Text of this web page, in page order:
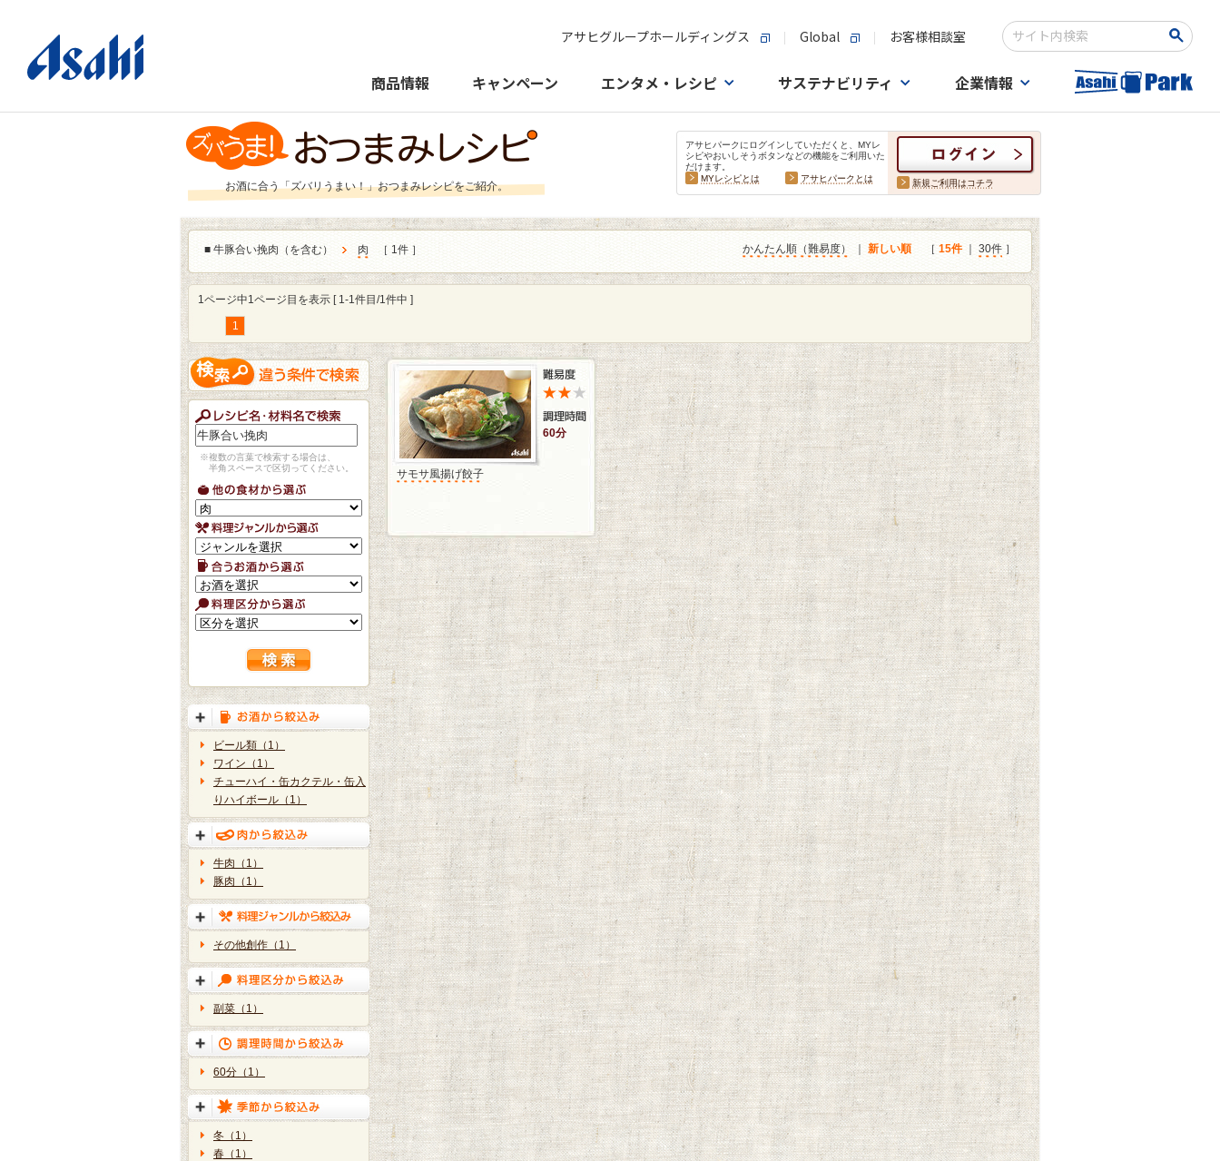
アサヒグループホールディングス Global お客様相談室
検索キーワード入力
商品情報 キャンペーン エンタメ・レシピ サステナビリティ 企業情報
お酒に合う「ズバリうまい！」おつまみレシピをご紹介。
アサヒパークにログインしていただくと、MYレ
シピやおいしそうボタンなどの機能をご利用いた
だけます。
MYレシピとは
アサヒパークとは 新規ご利用はコチラ
■ 牛豚合い挽肉（を含む） 肉 ［ 1件 ］ かんたん順（難易度） 新しい順 ［ 15件｜ 30件 ］
1ページ中1ページ目を表示 [ 1-1件目/1件中 ]
1
※複数の言葉で検索する場合は、
半角スペースで区切ってください。
ビール類（1）
ワイン（1）
チューハイ・缶カクテル・缶入
りハイボール（1）
牛肉（1）
豚肉（1）
その他創作（1）
副菜（1）
60分（1）
冬（1）
春（1）
60分
サモサ風揚げ餃子